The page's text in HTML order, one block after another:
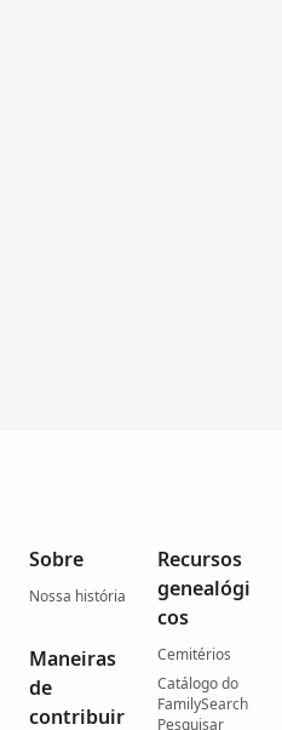
Sobre
Nossa história
Maneiras
de
contribuir
Recursos
genealógi
cos
Cemitérios
Catálogo do
FamilySearch
Pesquisar